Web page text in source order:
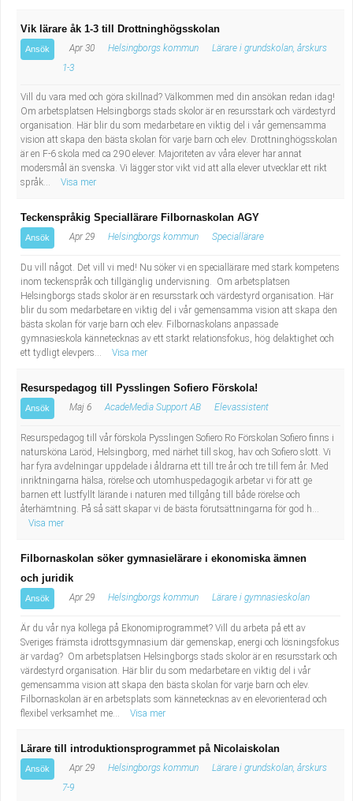
Vik lärare åk 1-3 till Drottninghögsskolan
Ansök Apr 30 Helsingborgs kommun
Lärare i grundskolan, årskurs
1-3
Vill du vara med och göra skillnad? Välkommen med din ansökan redan idag!
Om arbetsplatsen Helsingborgs stads skolor är en resursstark och värdestyrd
organisation. Här blir du som medarbetare en viktig del i vår gemensamma
vision att skapa den bästa skolan för varje barn och elev. Drottninghögsskolan
är en F-6 skola med ca 290 elever. Majoriteten av våra elever har annat
modersmål än svenska. Vi lägger stor vikt vid att alla elever utvecklar ett rikt
språk...
Visa mer
Teckenspråkig Speciallärare Filbornaskolan AGY
Ansök Apr 29 Helsingborgs kommun Speciallärare
Du vill något. Det vill vi med! Nu söker vi en speciallärare med stark kompetens
inom teckenspråk och tillgänglig undervisning. Om arbetsplatsen
Helsingborgs stads skolor är en resursstark och värdestyrd organisation. Här
blir du som medarbetare en viktig del i vår gemensamma vision att skapa den
bästa skolan för varje barn och elev. Filbornaskolans anpassade
gymnasieskola kännetecknas av ett starkt relationsfokus, hög delaktighet och
ett tydligt elevpers...
Visa mer
Resurspedagog till Pysslingen Sofiero Förskola!
Ansök Maj 6 AcadeMedia Support AB Elevassistent
Resurspedagog till vår förskola Pysslingen Sofiero Ro Förskolan Sofiero finns i
natursköna Laröd, Helsingborg, med närhet till skog, hav och Sofiero slott. Vi
har fyra avdelningar uppdelade i åldrarna ett till tre år och tre till fem år. Med
inriktningarna hälsa, rörelse och utomhuspedagogik arbetar vi för att ge
barnen ett lustfyllt lärande i naturen med tillgång till både rörelse och
återhämtning. På så sätt skapar vi de bästa förutsättningarna för god h...
Visa mer
Filbornaskolan söker gymnasielärare i ekonomiska ämnen
och juridik
Ansök Apr 29 Helsingborgs kommun Lärare i gymnasieskolan
Är du vår nya kollega på Ekonomiprogrammet? Vill du arbeta på ett av
Sveriges främsta idrottsgymnasium där gemenskap, energi och lösningsfokus
är vardag? Om arbetsplatsen Helsingborgs stads skolor är en resursstark och
värdestyrd organisation. Här blir du som medarbetare en viktig del i vår
gemensamma vision att skapa den bästa skolan för varje barn och elev.
Filbornaskolan är en arbetsplats som kännetecknas av en elevorienterad och
flexibel verksamhet me...
Visa mer
Lärare till introduktionsprogrammet på Nicolaiskolan
Ansök Apr 29 Helsingborgs kommun
Lärare i grundskolan, årskurs
7-9